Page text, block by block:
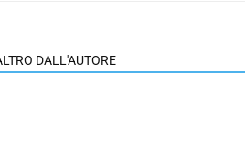
DALL'AUTORE